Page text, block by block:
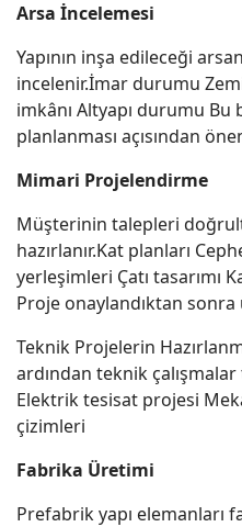
Arsa İncelemesi
Yapının inşa edileceği
incelenir.İmar durumu
imkânı Altyapı durumu
planlanması açısından
Mimari Projelendirme
Müşterinin talepleri
hazırlanır.Kat planları
yerleşimleri Çatı tasarımı
Proje onaylandıktan sonra
Teknik Projelerin
ardından teknik
Elektrik tesisat projesi
çizimleri
Fabrika Üretimi
Prefabrik yapı elemanları